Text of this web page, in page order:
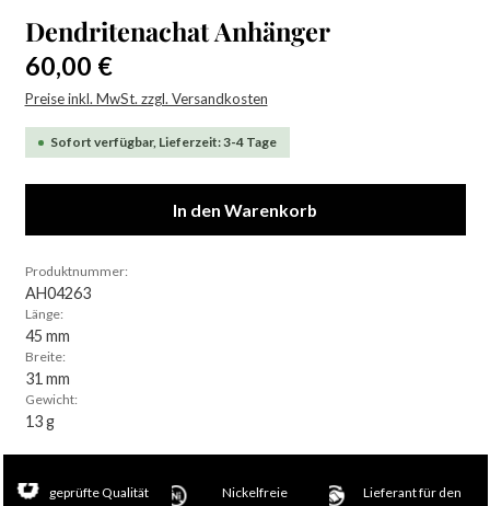
Dendritenachat Anhänger
Regulärer Preis:
60,00 €
Preise inkl. MwSt. zzgl. Versandkosten
Sofort verfügbar, Lieferzeit: 3-4 Tage
In den Warenkorb
Produktnummer:
AH04263
Länge:
45 mm
Breite:
31 mm
Gewicht:
13 g
geprüfte Qualität
Nickelfreie
Lieferant für den